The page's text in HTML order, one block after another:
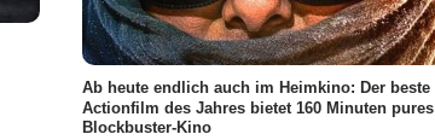
Ab heute endlich auch im Heimkino: Der beste
Actionfilm des Jahres bietet 160 Minuten pures
Blockbuster-Kino